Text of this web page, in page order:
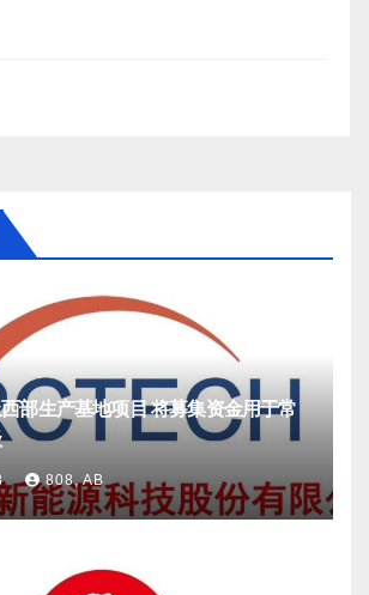
部生产基地项目 将募集资金用于常
808, AB